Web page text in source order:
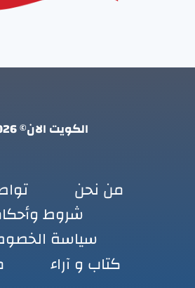
الكويت الان© 2026
من نحن
شروط
سياسة
كتاب و آراء